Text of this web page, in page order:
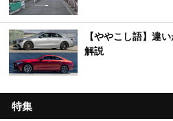
【ややこし語】違
解説
特集